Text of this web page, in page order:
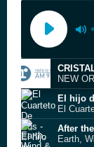
NEW
El hijo
El
After
Earth,